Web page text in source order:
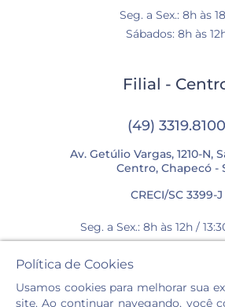
Seg. a Sex.: 8h às
Sábados: 8h às
Filial -
(49) 3319.8100
Av. Getúlio Vargas, 1210-N,
Centro, Chapecó -
CRECI/SC 3399-J
Seg. a Sex.: 8h às 12h /
Sábados: 8h às
Política de Cookies
Usamos cookies para melhorar sua
site. Ao continuar navegando, você